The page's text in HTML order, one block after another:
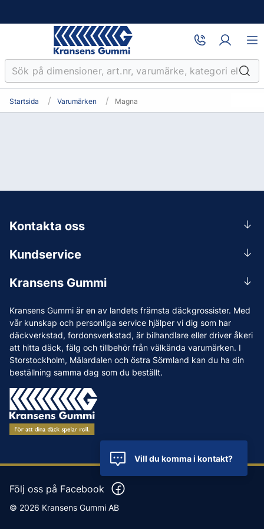
Startsida Varumärken Magna
Vill du komma i kontakt?
Kransens Gummi är en av landets främsta däckgrossister. Med
vår kunskap och personliga service hjälper vi dig som har
däckverkstad, fordonsverkstad, är bilhandlare eller driver åkeri
att hitta däck, fälg och tillbehör från välkända varumärken. I
Storstockholm, Mälardalen och östra Sörmland kan du ha din
beställning samma dag som du beställt.
Kundservice
Leverans
Reklamation & återköp
Betalning & faktura
Köpvillkor
Vanliga frågor och svar
Kransens Gummi
Vi som jobbar på Kransens Gummi
Jobba hos oss
Nyheter
Tips & Råd
Varumärken
Våra Verkstäder
Press
Kontakta oss
0156-409 00
Mån-Tors 07.30-16:30, Fre 07.30-15.00.
Lunchstängt 12:00-12:30
Följ oss på Facebook
© 2026 Kransens Gummi AB